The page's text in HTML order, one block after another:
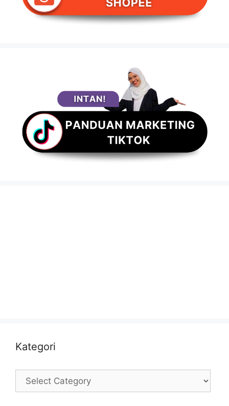
Kategori
Kategori